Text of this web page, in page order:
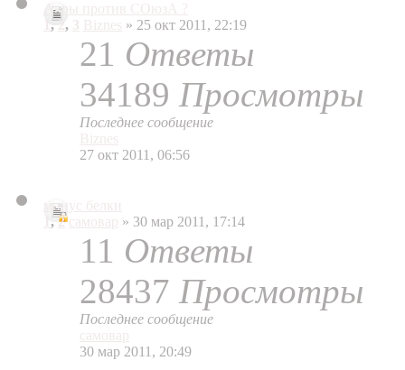
Акры против СОюзА ?
,2 , » 25 окт 2011, 22:19
21 Ответы
34189 Просмотры
Последнее сообщение
27 окт 2011, 06:56
минус белки
,2 » 30 мар 2011, 17:14
11 Ответы
28437 Просмотры
Последнее сообщение
30 мар 2011, 20:49